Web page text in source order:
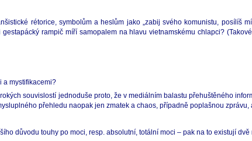
rétorice, symbolům a heslům jako „zabij svého komunistu, posílíš
rampič míří samopalem na hlavu vietnamskému chlapci? (Takové
a mystifikacemi?
souvislostí jednoduše proto, že v mediálním balastu přehuštěného
přehledu naopak jen zmatek a chaos, případně poplašnou zprávu,
důvodu touhy po moci, resp. absolutní, totální moci – pak na to existují